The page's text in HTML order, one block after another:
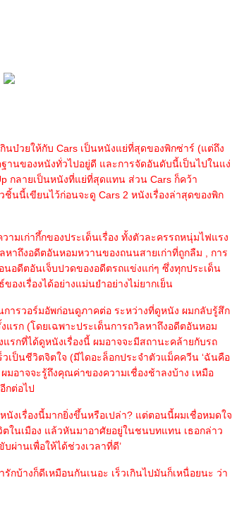
นบ๋วยให้กับ Cars เป็นหนังแย่ที่สุดของพิกซ่าร์ (แต่ถึง
นของหนังทั่วไปอยู่ดี และการจัดอันดับนี้เป็นไปในแง่
กลายเป็นหนังที่แย่ที่สุดแทน ส่วน Cars ก็คว้า
นนี้เขียนไว้ก่อนจะดู Cars 2 หนังเรื่องล่าสุดของพิก
มเก่ากึ้กของประเด็นเรื่อง ทั้งตัวละครรถหนุ่มไฟแรง
าถึงอดีตอันหอมหวานของถนนสายเก่าที่ถูกลืม , การ
อดีตอันเจ็บปวดของอดีตรถแข่งแก่ๆ ซึ่งทุกประเด็น
องเรื่องได้อย่างแม่นยำอย่างไม่ยากเย็น
ารวอร์มอัพก่อนดูภาคต่อ ระหว่างที่ดูหนัง ผมกลับรู้สึก
รก (โดยเฉพาะประเด็นการถวิลหาถึงอดีตอันหอม
รกที่ได้ดูหนังเรื่องนี้ ผมอาจจะมีสถานะคล้ายกับรถ
ป็นชีวิตจิตใจ (มีไดอะล็อกประจำตัวแม็คควีน ‘ฉันคือ
มอาจจะรู้ถึงคุณค่าของความเชื่องช้าลงบ้าง เหมือ
กต่อไป
งเรื่องนี้มากยิ่งขึ้นหรือเปล่า? แต่ตอนนี้ผมเชื่อหมดใจ
นเมือง แล้วหันมาอาศัยอยู่ในชนบทแทน เธอกล่าว
ผ่านเพื่อให้ได้ช่วงเวลาที่ดี’
กบ้างก็ดีเหมือนกันเนอะ เร็วเกินไปมันก็เหนื่อยนะ ว่า